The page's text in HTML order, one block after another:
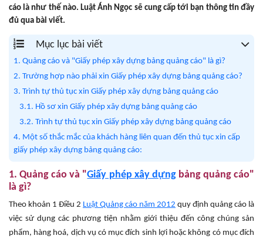
cáo là như thế nào. Luật Ánh Ngọc sẽ cung cấp tới bạn thông tin đầy
đủ qua bài viết.
Mục lục bài viết
1. Quảng cáo và "Giấy phép xây dựng bảng quảng cáo" là gì?
2. Trường hợp nào phải xin Giấy phép xây dựng bảng quảng cáo?
3. Trình tự thủ tục xin Giấy phép xây dựng bảng quảng cáo
3.1. Hồ sơ xin Giấy phép xây dựng bảng quảng cáo
3.2. Trình tự thủ tục xin Giấy phép xây dựng bảng quảng cáo
4. Một số thắc mắc của khách hàng liên quan đến thủ tục xin cấp
giấy phép xây dựng bảng quảng cáo:
1. Quảng cáo và "Giấy phép xây dựngbảng quảng cáo"
là gì?
Theo khoản 1 Điều 2 Luật Quảng cáo năm 2012 quy định quảng cáo là
việc sử dụng các phương tiện nhằm giới thiệu đến công chúng sản
phẩm, hàng hoá, dịch vụ có mục đích sinh lợi hoặc không có mục đích